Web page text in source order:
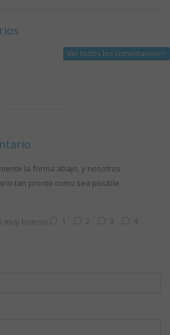
Ver todos los comentarios>>
la forma abajo, y nosotros
tan pronto como sea posible.
muy bueno) 1 2 3
4